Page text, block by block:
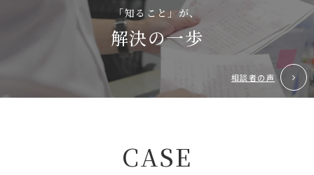
「知ること」が、
解決の一歩
相談者の声
CASE